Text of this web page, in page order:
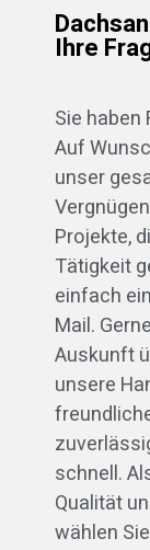
Ihre
Sie haben
Auf
unser
Projekte,
Tätigkeit
einfach
Mail.
Auskunft
unsere
schnell.
Qualität
wählen